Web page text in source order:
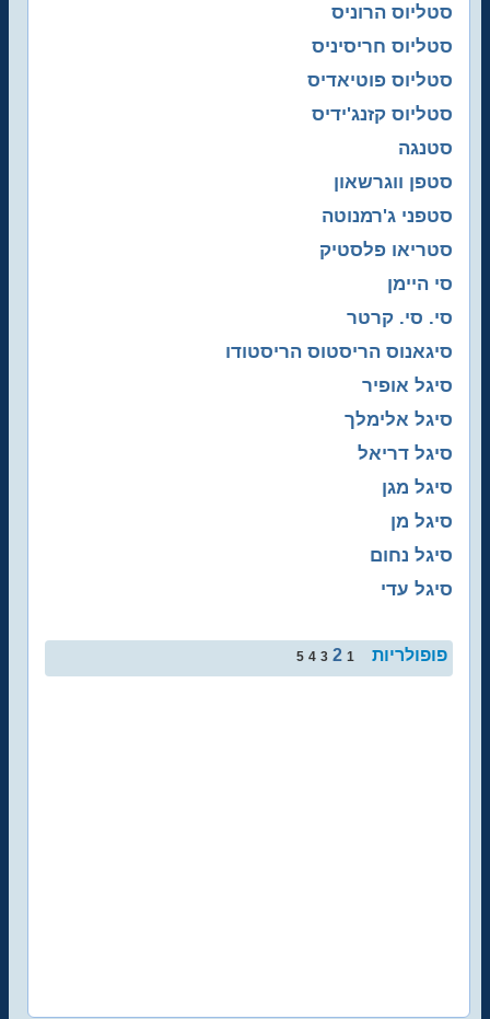
סטליוס הרוניס
סטליוס חריסיניס
סטליוס פוטיאדיס
סטליוס קזנג'ידיס
סטנגה
סטפן ווגרשאון
סטפני ג'רמנוטה
סטריאו פלסטיק
סי היימן
סי. סי. קרטר
סיגאנוס הריסטוס הריסטודו
סיגל אופיר
סיגל אלימלך
סיגל דריאל
סיגל מגן
סיגל מן
סיגל נחום
סיגל עדי
5 4 3 2 1 פופולריות